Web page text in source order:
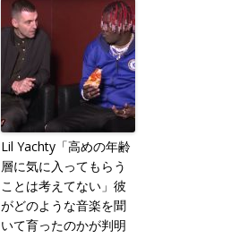
Lil Yachty「高めの年齢
層に気に入ってもらう
ことは考えてない」彼
がどのような音楽を聞
いて育ったのかが判明